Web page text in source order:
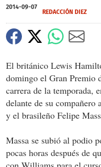
2014-09-07
REDACCIÓN DIEZ
El británico Lewis
domingo el Gran Premio
carrera de la temporada,
delante de su compañero
y el brasileño Felipe
Massa se subió al podio
pocas horas después de